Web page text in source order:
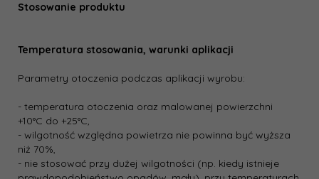
Stosowanie produktu
Temperatura stosowania, warunki aplikacji
Parametry otoczenia podczas aplikacji wyrobu:
- temperatura otoczenia oraz malowanej powierzchni
+10°C do +25°C,
- wilgotność względna powietrza nie powinna być wyższa
niż 70%,
- nie stosować przy dużej wilgotności (np. kiedy istnieje